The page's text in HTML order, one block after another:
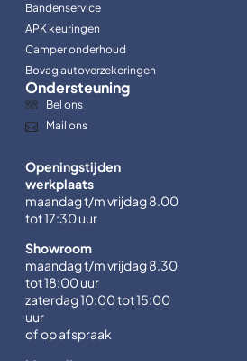
Bandenservice
APK keuringen
Camper onderhoud
Bovag autoverzekeringen
Ondersteuning
Bel ons
Mail ons
Openingstijden
werkplaats
maandag t/m vrijdag 8.00
tot 17:30 uur
Showroom
maandag t/m vrijdag 8.30
tot 18:00 uur
zaterdag 10:00 tot 15:00
uur
of op afspraak